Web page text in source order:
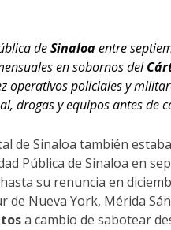
deSinaloaentre
en sobornos del
operativos policiales y
drogas y equipos antes de
de Sinaloa también
Pública de Sinaloa en
su renuncia en
de Nueva York, Mérida
a cambio de sabotear